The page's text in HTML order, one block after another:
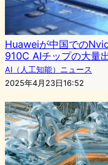
Huaweiが中国での
910C AIチップの大量
AI（人工知能）ニュース
2025年4月23日16:52